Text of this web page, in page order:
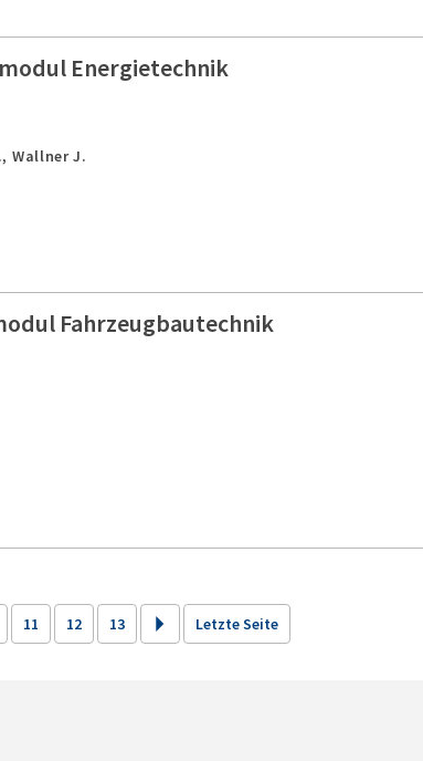
Energietechnik
Wallner J.
Fahrzeugbautechnik
11 12 13 Letzte Seite